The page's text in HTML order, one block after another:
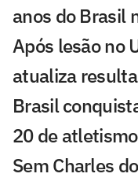
anos do Brasil
Após lesão no
atualiza
Brasil
20 de atletismo
Sem Charles